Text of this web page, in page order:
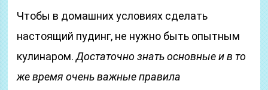
Чтобы в домашних условиях сделать
настоящий пудинг, не нужно быть опытным
кулинаром.Достаточно знать основные и в то
же время очень важные правила